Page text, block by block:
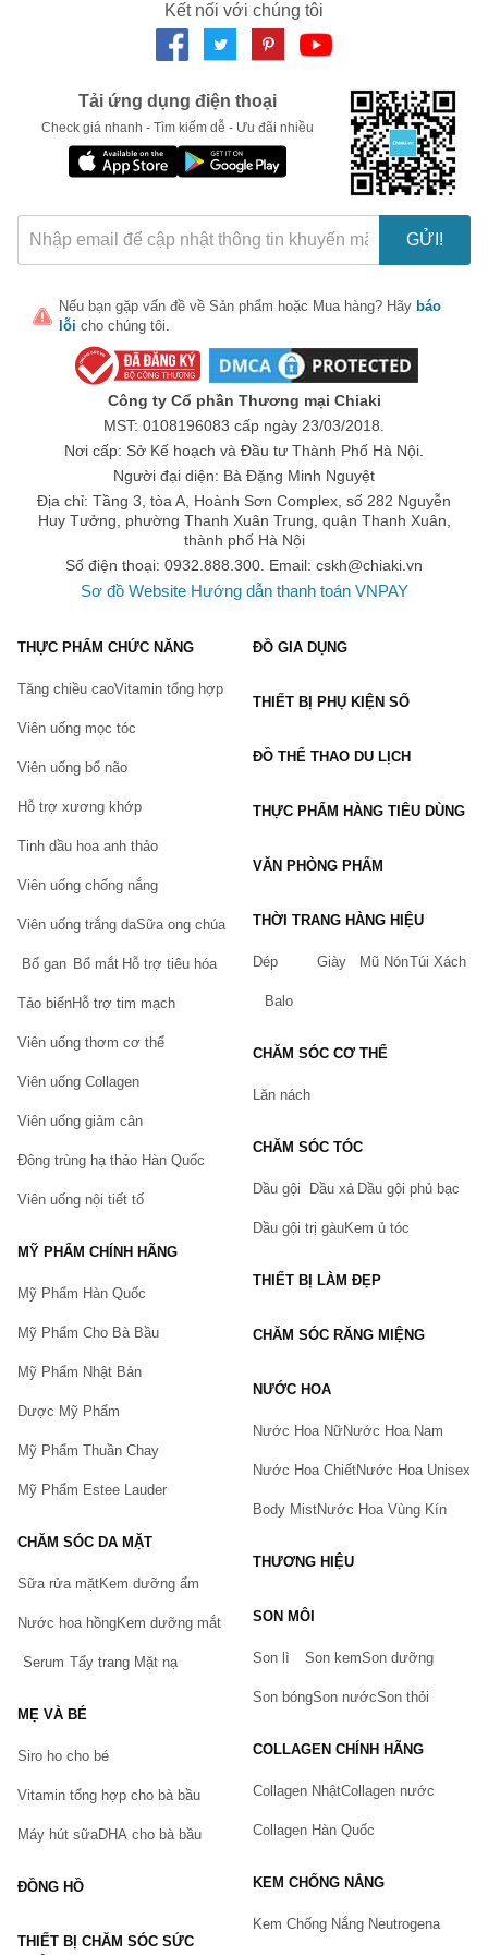
Thành phần tự nhiên, lành tính và không gây kích ứng cho
Dễ dàng vệ sinh sau khi sử dụng.
Thích hợp cho cả những sản phẩm cao su và các loại bao
cao su khác.
Gel trơn Powgaman" />
Hướng dẫn sử dụngGel trơnPowgaman
bước sau:
Lắc đều chai trước khi sử dụng để được khuyến cáo gel
đều.
Bóp nhẹ chai để lấy lượng gel vừa đủ lên vùng cần thiết.
Từ từ thoa đều gel lên vùng da mong muốn, có thể sử
dụng nhiều lần nếu cần thiết.
Sử dụng gel trước khi nhập cuộc để có trải nghiệm tuyệt
vời.
Gel trơn Powgaman" />
Một số lưu ý khi sử dụngGel trơnPowgaman
Tránh tiếp xúc với mắt và vết thương hở.
Ngưng sử dụng nếu có dấu hiệu kích ứng hay dị ứng.
Không sử dụng quá hạn sử dụng in trên bao bì.
đang tìm kiếm một giải pháp tiện lợi, lành tính và hiệu quả trong
việc tăng cường đời sống tình dục của mình. Đừng bỏ lỡ cơ hội
Gel trơn Powgaman mang lại.
Hãy trải nghiệm ngay hôm nay để cảm nhận sự khác biệt và tận
hưởng những giây phút trọn vẹn bên người bạn đời của bạn với
hỗ trợ dành cho nam giới Powgaman!
Kết nối với chúng tôi
Tải ứng dụng điện thoại
Check giá nhanh - Tìm kiếm dễ - Ưu đãi nhiều
GỬI!
Nếu bạn gặp vấn đề về Sản phẩm hoặc Mua hàng? Hãy báo
lỗi cho chúng tôi.
Bạn gặp vấn đề về sản phẩm hay mua hàng?
Hãy báo lỗi cho chúng tôi. Hoặc gọi cho chúng tôi qua số
Vấn đề(*)
Công ty Cổ phần Thương mại Chiaki
MST: 0108196083 cấp ngày 23/03/2018.
Nơi cấp: Sở Kế hoạch và Đầu tư Thành Phố Hà Nội.
Người đại diện: Bà Đặng Minh Nguyệt
Địa chỉ: Tầng 3, tòa A, Hoành Sơn Complex, số 282 Nguyễn
Huy Tưởng, phường Thanh Xuân Trung, quận Thanh Xuân,
thành phố Hà Nội
Số điện thoại: 0932.888.300. Email: cskh@chiaki.vn
Sơ đồ Website Hướng dẫn thanh toán VNPAY
THỰC PHẨM CHỨC NĂNG
Tăng chiều caoVitamin tổng hợp
Viên uống mọc tóc
Viên uống bổ não
Hỗ trợ xương khớp
Tinh dầu hoa anh thảo
Viên uống chống nắng
Viên uống trắng daSữa ong chúa
Bổ gan Bổ mắt Hỗ trợ tiêu hóa
Tảo biểnHỗ trợ tim mạch
Viên uống thơm cơ thể
Viên uống Collagen
Viên uống giảm cân
Đông trùng hạ thảo Hàn Quốc
Viên uống nội tiết tố
MỸ PHẨM CHÍNH HÃNG
Mỹ Phẩm Hàn Quốc
Mỹ Phẩm Cho Bà Bầu
Mỹ Phẩm Nhật Bản
Dược Mỹ Phẩm
Mỹ Phẩm Thuần Chay
Mỹ Phẩm Estee Lauder
CHĂM SÓC DA MẶT
Sữa rửa mặtKem dưỡng ẩm
Nước hoa hồngKem dưỡng mắt
Serum Tẩy trang Mặt nạ
MẸ VÀ BÉ
Siro ho cho bé
Vitamin tổng hợp cho bà bầu
Máy hút sữaDHA cho bà bầu
ĐỒNG HỒ
THIẾT BỊ CHĂM SÓC SỨC
ĐỒ GIA DỤNG
THIẾT BỊ PHỤ KIỆN SỐ
ĐỒ THỂ THAO DU LỊCH
THỰC PHẨM HÀNG TIÊU DÙNG
VĂN PHÒNG PHẨM
THỜI TRANG HÀNG HIỆU
Dép Giày Mũ NónTúi Xách
Balo
CHĂM SÓC CƠ THỂ
Lăn nách
CHĂM SÓC TÓC
Dầu gội Dầu xả Dầu gội phủ bạc
Dầu gội trị gàuKem ủ tóc
THIẾT BỊ LÀM ĐẸP
CHĂM SÓC RĂNG MIỆNG
NƯỚC HOA
Nước Hoa NữNước Hoa Nam
Nước Hoa ChiếtNước Hoa Unisex
Body MistNước Hoa Vùng Kín
THƯƠNG HIỆU
SON MÔI
Son lì Son kemSon dưỡng
Son bóngSon nướcSon thỏi
COLLAGEN CHÍNH HÃNG
Collagen NhậtCollagen nước
Collagen Hàn Quốc
KEM CHỐNG NẮNG
Kem Chống Nắng Neutrogena
LẤY MÃ NGAY